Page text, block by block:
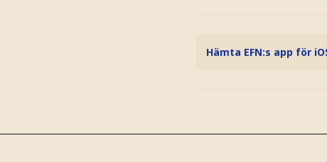
Hämta EFN:s app för